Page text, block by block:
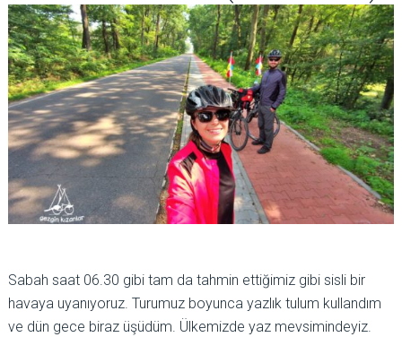
Sabah saat 06.30 gibi tam da tahmin ettiğimiz gibi sisli bir
havaya uyanıyoruz. Turumuz boyunca yazlık tulum kullandım
ve dün gece biraz üşüdüm. Ülkemizde yaz mevsimindeyiz.